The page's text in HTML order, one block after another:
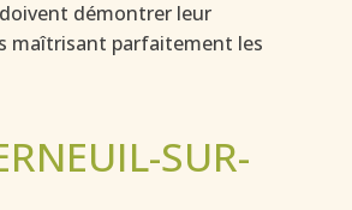
démontrer leur
maîtrisant parfaitement les
SUR-